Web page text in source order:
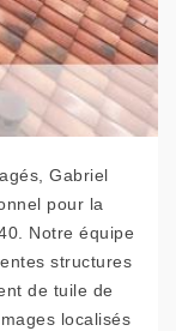
Gabriel
pour la
Notre équipe
structures
de tuile de
localisés